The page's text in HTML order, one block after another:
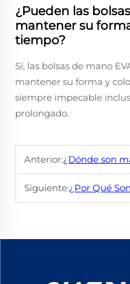
¿Pueden las
mantener su
tiempo?
Sí, las bolsas de mano
mantener su forma y
siempre impecable
prolongado.
Anterior:¿Dónde son más
Siguiente:¿Por Qué Son Tan